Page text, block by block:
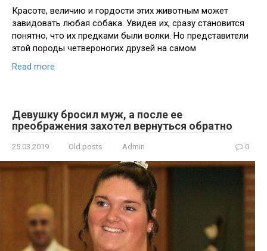
Красоте, величию и гордости этих животным может
завидовать любая собака. Увидев их, сразу становится
понятно, что их предками были волки. Но представители
этой породы четвероногих друзей на самом
Read more
Девушку бросил муж, а после ее
преображения захотел вернуться обратно
25.03.2019 Old posts Admin 0